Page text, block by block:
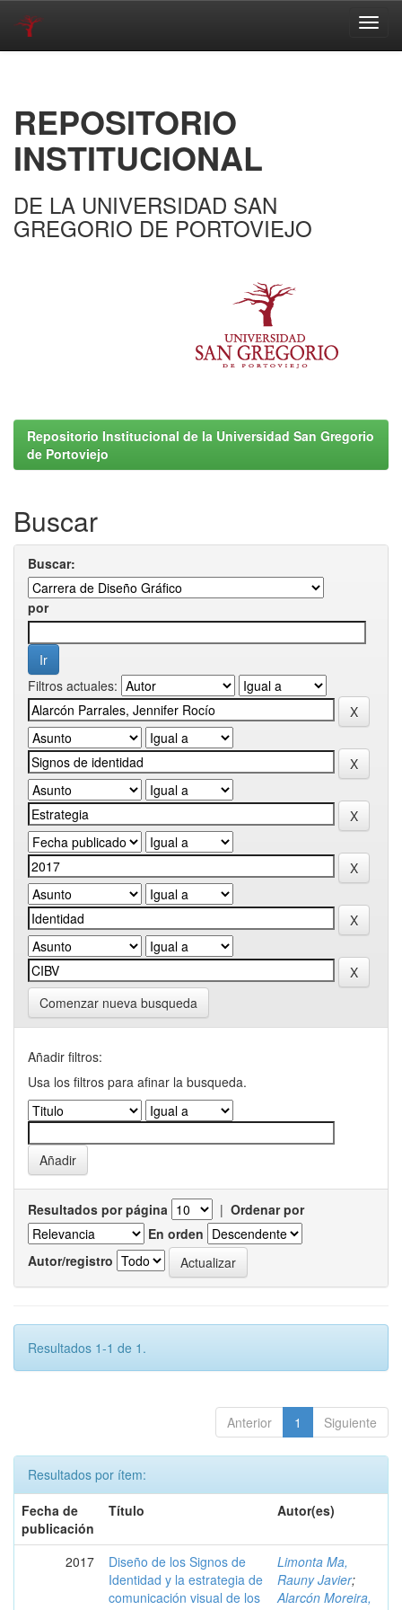
REPOSITORIO
INSTITUCIONAL
DE LA UNIVERSIDAD SAN
GREGORIO DE PORTOVIEJO
Repositorio Institucional de la Universidad San Gregorio
de Portoviejo
Buscar
Buscar:
por
Filtros actuales:
Comenzar nueva busqueda
Añadir filtros:
Usa los filtros para afinar la busqueda.
Resultados por página | Ordenar por
En orden
Autor/registro
Resultados 1-1 de 1.
Anterior 1 Siguiente
Resultados por ítem:
Fecha de
publicación
Título Autor(es)
2017
Diseño de los Signos de
Identidad y la estrategia de
comunicación visual de los
Limonta Ma,
Rauny Javier;
Alarcón Moreira,